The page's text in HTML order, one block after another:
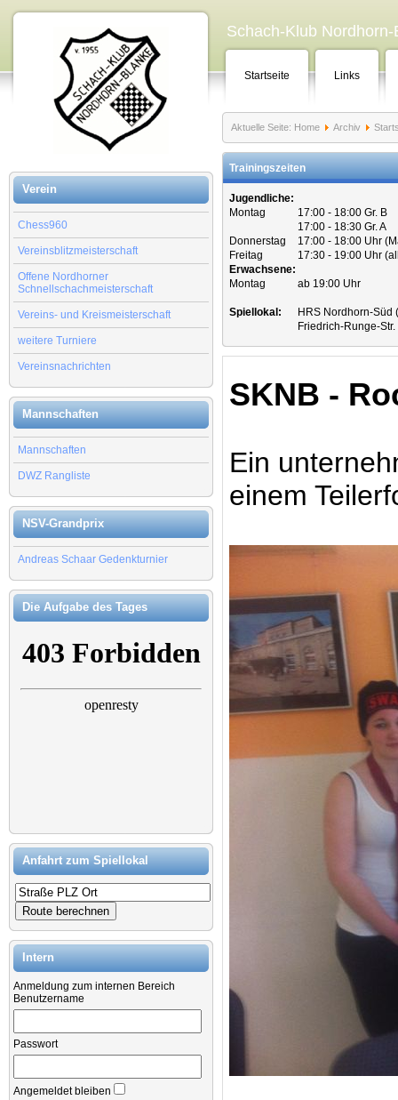
Verein
Chess960
Vereinsblitzmeisterschaft
Offene Nordhorner
Schnellschachmeisterschaft
Vereins- und Kreismeisterschaft
weitere Turniere
Vereinsnachrichten
Mannschaften
Mannschaften
DWZ Rangliste
NSV-Grandprix
Andreas Schaar Gedenkturnier
Die Aufgabe des Tages
Anfahrt zum Spiellokal
Intern
Anmeldung zum internen Bereich
Benutzername
Passwort
Angemeldet bleiben
Schach-Klub
Startseite Links
Aktuelle Seite: Home Archiv
Trainingszeiten
Jugendliche:
Montag
17:00 - 18:00 Gr. B
17:00 - 18:30 Gr. A
Donnerstag
17:00 - 18:00 Uhr
Freitag
17:30 - 19:00 Uhr
Erwachsene:
Montag
ab 19:00 Uhr
Spiellokal:
HRS Nordhorn-Süd
Friedrich-Runge-
SKNB -
Ein
einem